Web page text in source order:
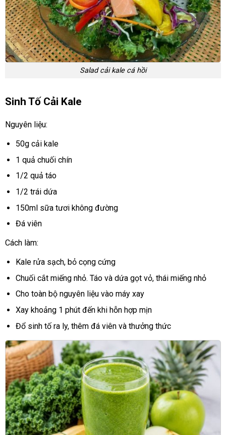
Salad cải kale cá hồi
Sinh Tố Cải Kale
Nguyên liệu:
50g cải kale
1 quả chuối chín
1/2 quả táo
1/2 trái dứa
150ml sữa tươi không đường
Đá viên
Cách làm:
Kale rửa sạch, bỏ cọng cứng
Chuối cắt miếng nhỏ. Táo và dứa gọt vỏ, thái miếng nhỏ
Cho toàn bộ nguyên liệu vào máy xay
Xay khoảng 1 phút đến khi hỗn hợp mịn
Đổ sinh tố ra ly, thêm đá viên và thưởng thức